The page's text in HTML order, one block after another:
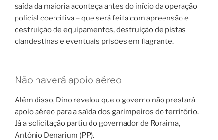
saída da maioria aconteça antes do início da operação
policial coercitiva – que será feita com apreensão e
destruição de equipamentos, destruição de pistas
clandestinas e eventuais prisões em flagrante.
Não haverá apoio aéreo
Além disso, Dino revelou que o governo não prestará
apoio aéreo para a saída dos garimpeiros do território.
Já a solicitação partiu do governador de Roraima,
Antônio Denarium (PP).